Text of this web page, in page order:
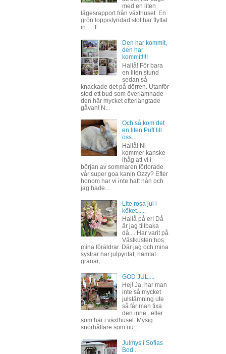
med en liten
lägesrapport från växthuset. En
grön loppisfyndad stol har flyttat
in..... E...
Den har kommit,
den har
kommit!!!!
Hallå! För bara
en liten stund
sedan så
knackade det på dörren. Utanför
stod ett bud som överlämnade
den här mycket efterlängtade
gåvan! N...
Och så kom det
en liten Puff till
oss...
Hallå! Ni
kommer kanske
ihåg att vi i
början av sommaren förlorade
vår super goa kanin Ozzy? Efter
honom har vi inte haft nån och
jag hade...
Lite rosa jul i
köket......
Hallå på er! Då
är jag tillbaka
då.... Har varit på
Västkusten hos
mina föräldrar. Där jag och mina
systrar har julpyntat, hämtat
granar, ...
GOD JUL....
Hej! Ja, har man
inte så mycket
julstämning ute
så får man fixa
den inne...eller
som här i växthuset. Mysig
snörhållare som nu ...
Julmys i Sofias
Bod...